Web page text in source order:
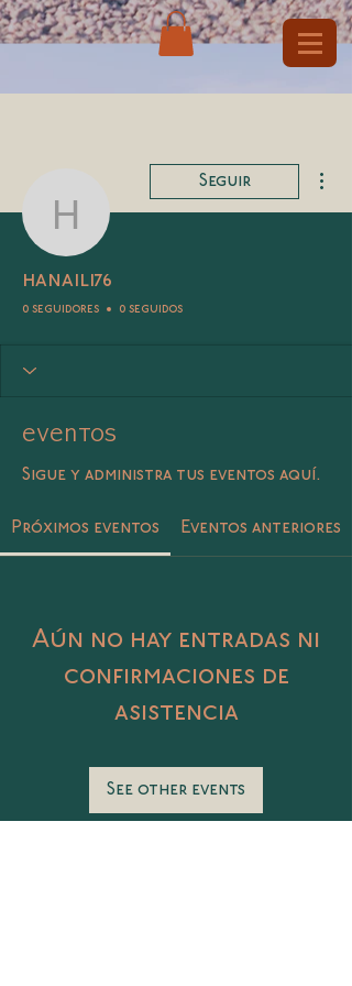
hanaili76
Seguir
hanaili76
0 seguidores 0 seguidos
Eventos
Sigue y administra tus eventos aquí.
Próximos eventos Eventos anteriores
Aún no hay entradas ni
confirmaciones de
asistencia
See other events